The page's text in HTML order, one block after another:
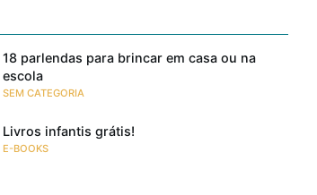
18 parlendas para brincar em casa ou na
escola
SEM CATEGORIA
Livros infantis grátis!
E-BOOKS